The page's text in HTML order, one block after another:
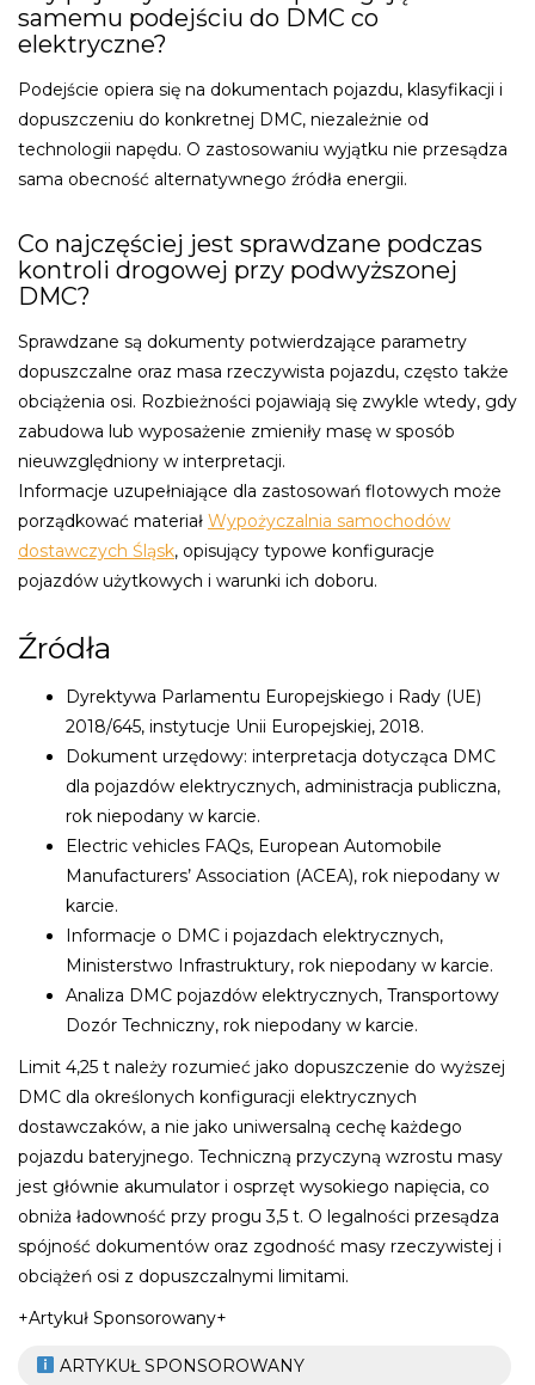
samemu podejściu do DMC co
elektryczne?
Podejście opiera się na dokumentach pojazdu, klasyfikacji i
dopuszczeniu do konkretnej DMC, niezależnie od
technologii napędu. O zastosowaniu wyjątku nie przesądza
sama obecność alternatywnego źródła energii.
Co najczęściej jest sprawdzane podczas
kontroli drogowej przy podwyższonej
DMC?
Sprawdzane są dokumenty potwierdzające parametry
dopuszczalne oraz masa rzeczywista pojazdu, często także
obciążenia osi. Rozbieżności pojawiają się zwykle wtedy, gdy
zabudowa lub wyposażenie zmieniły masę w sposób
nieuwzględniony w interpretacji.
Informacje uzupełniające dla zastosowań flotowych może
porządkować materiał Wypożyczalnia samochodów
dostawczych Śląsk, opisujący typowe konfiguracje
pojazdów użytkowych i warunki ich doboru.
Źródła
Dyrektywa Parlamentu Europejskiego i Rady (UE)
2018/645, instytucje Unii Europejskiej, 2018.
Dokument urzędowy: interpretacja dotycząca DMC
dla pojazdów elektrycznych, administracja publiczna,
rok niepodany w karcie.
Electric vehicles FAQs, European Automobile
Manufacturers’ Association (ACEA), rok niepodany w
karcie.
Informacje o DMC i pojazdach elektrycznych,
Ministerstwo Infrastruktury, rok niepodany w karcie.
Analiza DMC pojazdów elektrycznych, Transportowy
Dozór Techniczny, rok niepodany w karcie.
Limit 4,25 t należy rozumieć jako dopuszczenie do wyższej
DMC dla określonych konfiguracji elektrycznych
dostawczaków, a nie jako uniwersalną cechę każdego
pojazdu bateryjnego. Techniczną przyczyną wzrostu masy
jest głównie akumulator i osprzęt wysokiego napięcia, co
obniża ładowność przy progu 3,5 t. O legalności przesądza
spójność dokumentów oraz zgodność masy rzeczywistej i
obciążeń osi z dopuszczalnymi limitami.
+Artykuł Sponsorowany+
ARTYKUŁ SPONSOROWANY